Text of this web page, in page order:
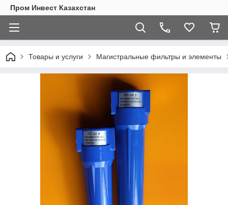
Пром Инвест Казахстан
Товары и услуги Магистральные фильтры и элементы